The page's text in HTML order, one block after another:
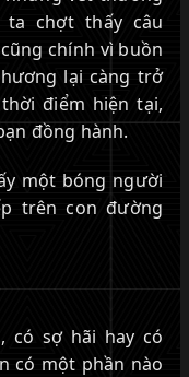
ta chợt thấy câu
chính vì buồn
lại càng trở
điểm hiện tại,
đồng hành.
một bóng người
trên con đường
có sợ hãi hay có
có một phần nào